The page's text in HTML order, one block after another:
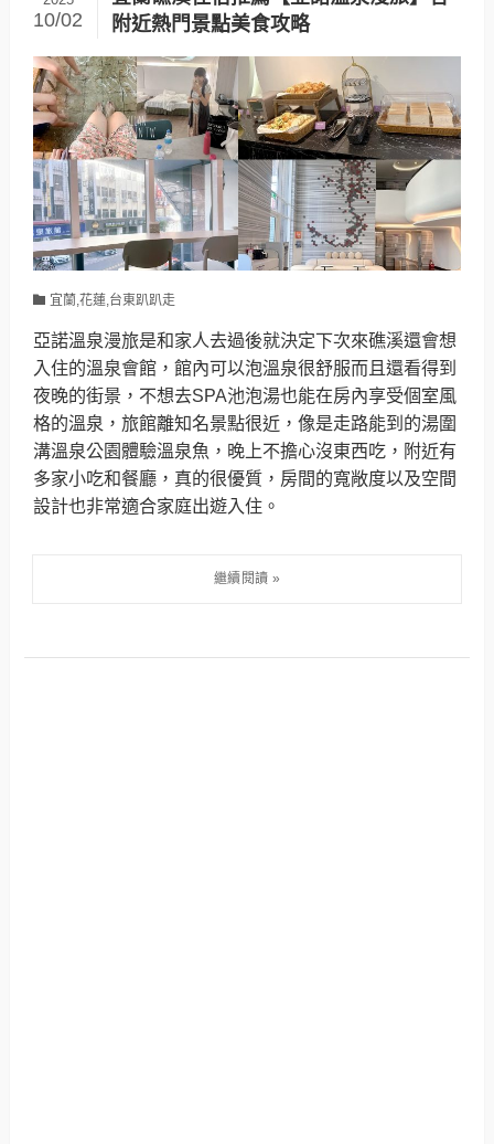
附近熱門景點美食攻略
10/02
宜蘭,花蓮,台東趴趴走
亞諾溫泉漫旅是和家人去過後就決定下次來礁溪還會想
入住的溫泉會館，館內可以泡溫泉很舒服而且還看得到
夜晚的街景，不想去SPA池泡湯也能在房內享受個室風
格的溫泉，旅館離知名景點很近，像是走路能到的湯圍
溝溫泉公園體驗溫泉魚，晚上不擔心沒東西吃，附近有
多家小吃和餐廳，真的很優質，房間的寬敞度以及空間
設計也非常適合家庭出遊入住。